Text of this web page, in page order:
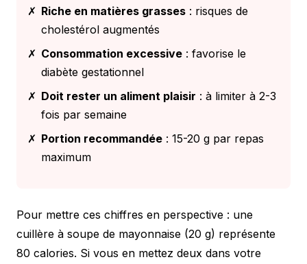
✗ Riche en matières grasses : risques de
cholestérol augmentés
✗ Consommation excessive : favorise le
diabète gestationnel
✗ Doit rester un aliment plaisir : à limiter à 2-3
fois par semaine
✗ Portion recommandée : 15-20 g par repas
maximum
Pour mettre ces chiffres en perspective : une
cuillère à soupe de mayonnaise (20 g) représente
80 calories. Si vous en mettez deux dans votre